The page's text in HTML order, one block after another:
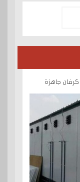
كرفانات ساندوتش بانل الرياض 0500559613 كرفان جاهزة